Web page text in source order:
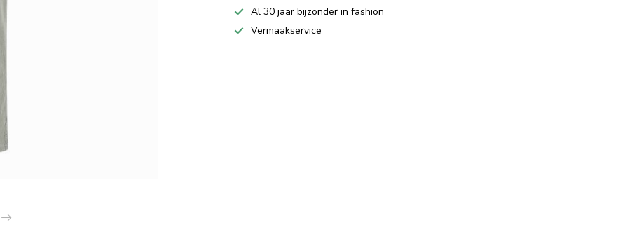
Al 30 jaar bijzonder in fashion
Vermaakservice